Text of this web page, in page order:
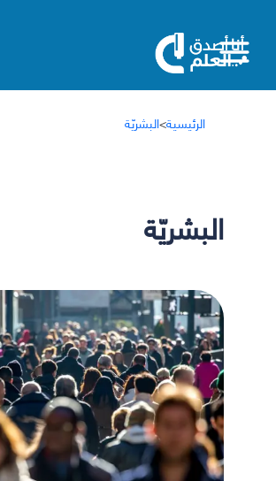
الرئيسية>البشريّة
البشريّة